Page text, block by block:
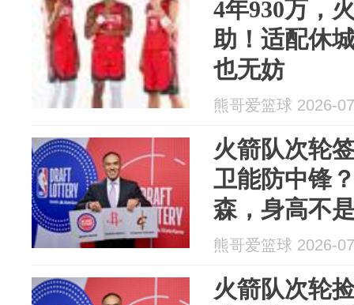
4年930万，
助！适配休
也无妨
熊哥爱篮球 2026-
火箭队次轮
卫能防中锋
森，身高不
熊哥爱篮球 2026-
火箭队次轮